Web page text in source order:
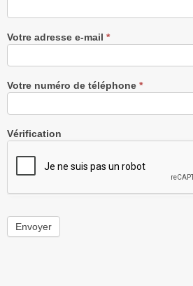
Votre adresse e-mail *
Votre numéro de téléphone *
Vérification
Envoyer